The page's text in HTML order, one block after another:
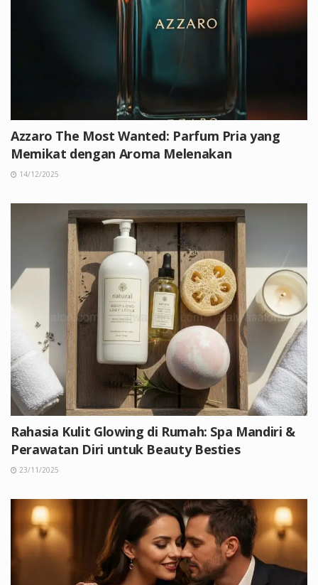
Azzaro The Most Wanted: Parfum Pria yang
Memikat dengan Aroma Melenakan
14/12/2025
Rahasia Kulit Glowing di Rumah: Spa Mandiri &
Perawatan Diri untuk Beauty Besties
23/11/2025